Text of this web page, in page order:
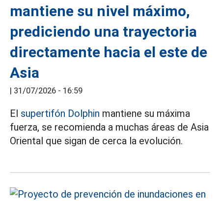
mantiene su nivel máximo,
prediciendo una trayectoria
directamente hacia el este de
Asia
| 31/07/2026 - 16:59
El supertifón Dolphin mantiene su máxima
fuerza, se recomienda a muchas áreas de Asia
Oriental que sigan de cerca la evolución.